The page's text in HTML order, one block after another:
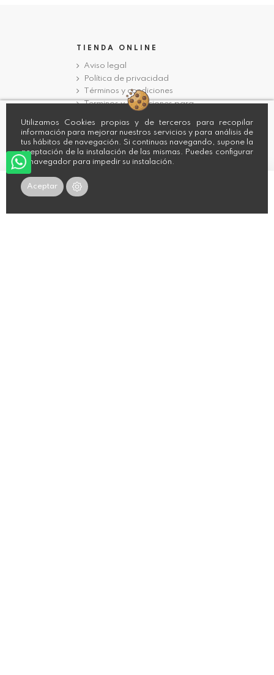
Utilizamos Cookies propias y de terceros para recopilar
información para mejorar nuestros servicios y para análisis de
tus hábitos de navegación. Si continuas navegando, supone la
aceptación de la instalación de las mismas. Puedes configurar
tu navegador para impedir su instalación.
Aceptar
TIENDA ONLINE
Aviso legal
Política de privacidad
Términos y condiciones
Terminos y condiciones para
Condiciones de Envio
Ley de transparencia
CONTACTO